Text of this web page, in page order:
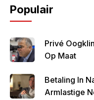
Populair
Privé
Op Maat
Betaling In
Armlastige